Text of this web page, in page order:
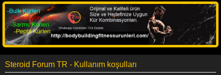
Steroid Forum TR - Kullanım koşulları